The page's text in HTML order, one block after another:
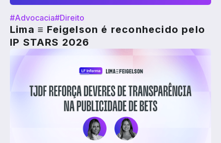
#Advocacia#Direito
Lima ≡ Feigelson é reconhecido pelo
IP STARS 2026